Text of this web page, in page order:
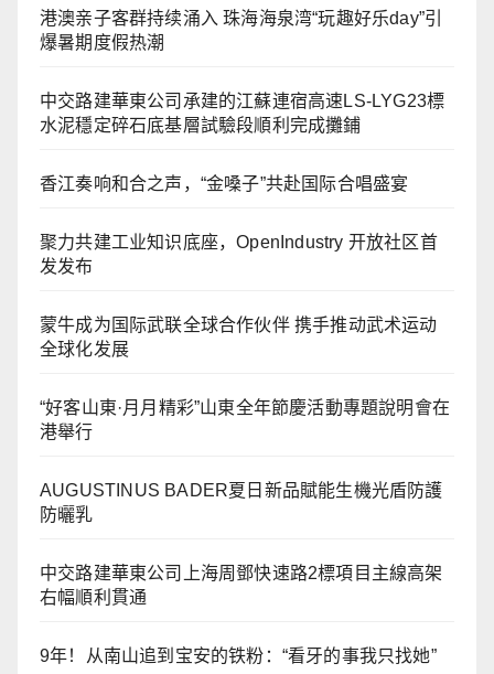
港澳亲子客群持续涌入 珠海海泉湾“玩趣好乐day”引
爆暑期度假热潮
中交路建華東公司承建的江蘇連宿高速LS-LYG23標
水泥穩定碎石底基層試驗段順利完成攤鋪
香江奏响和合之声，“金嗓子”共赴国际合唱盛宴
聚力共建工业知识底座，OpenIndustry 开放社区首
发发布
蒙牛成为国际武联全球合作伙伴 携手推动武术运动
全球化发展
“好客山東·月月精彩”山東全年節慶活動專題說明會在
港舉行
AUGUSTINUS BADER夏日新品賦能生機光盾防護
防曬乳
中交路建華東公司上海周鄧快速路2標項目主線高架
右幅順利貫通
9年！从南山追到宝安的铁粉：“看牙的事我只找她”